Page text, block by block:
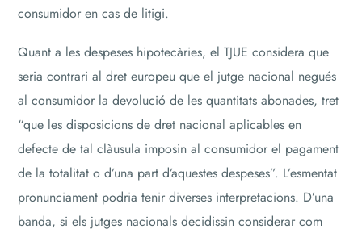
consumidor en cas de litigi.
Quant a les despeses hipotecàries, el TJUE considera que
seria contrari al dret europeu que el jutge nacional negués
al consumidor la devolució de les quantitats abonades, tret
“que les disposicions de dret nacional aplicables en
defecte de tal clàusula imposin al consumidor el pagament
de la totalitat o d’una part d’aquestes despeses”. L’esmentat
pronunciament podria tenir diverses interpretacions. D’una
banda, si els jutges nacionals decidissin considerar com